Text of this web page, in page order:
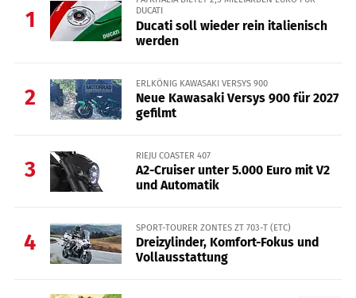
1
DUCATI
Ducati soll wieder rein italienisch
werden
2
ERLKÖNIG KAWASAKI VERSYS 900
Neue Kawasaki Versys 900 für 2027
gefilmt
3
RIEJU COASTER 407
A2-Cruiser unter 5.000 Euro mit V2
und Automatik
4
SPORT-TOURER ZONTES ZT 703-T (ETC)
Dreizylinder, Komfort-Fokus und
Vollausstattung